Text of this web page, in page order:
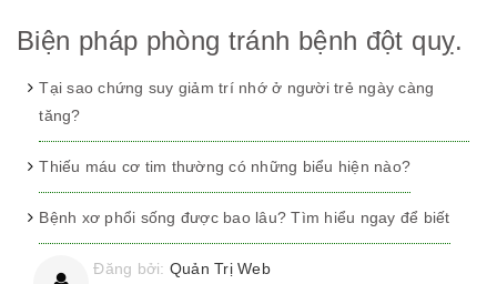
Biện pháp phòng tránh bệnh đột quỵ.
Tại sao chứng suy giảm trí nhớ ở người trẻ ngày càng
tăng?
Thiếu máu cơ tim thường có những biểu hiện nào?
Bệnh xơ phổi sống được bao lâu? Tìm hiểu ngay để biết
Đăng bởi: Quản Trị Web